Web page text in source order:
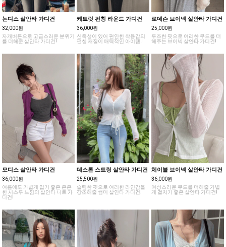
논디스 살안타 가디건
32,000원
자개버튼으로 고급스러운 분위기
를 더해준 살안타 가디건!
케트릿 펀칭 라운드 가디건
36,000원
신축성이 있어 편안한 착용감의
펀칭 재질이 매력적인 아이템 !
로데슨 브이넥 살안타 가디건
25,000원
루즈한 핏으로 여리한 무드를 더
해주는 브이넥 살안타 가디건!
모디스 살안타 가디건
36,000원
여름에도 가볍게 입기 좋은 은은
한 시스루 느낌의 살안타 니트 가
디건!
데스톤 스트링 살안타 가디건
25,500원
슬림한 핏으로 여리한 라인감을
강조해줄 썸머 살안타 가디건!
체이블 브이넥 살안타 가디건
36,000원
여성스러운 무드를 더해줄 가볍
게 걸치기 좋은 살안타 가디건!